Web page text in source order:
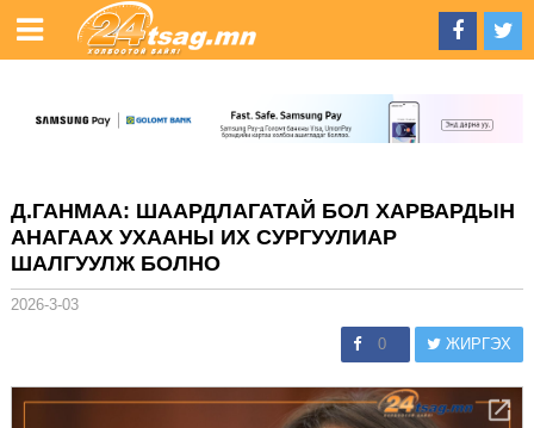
Д.ГАНМАА: ШААРДЛАГАТАЙ БОЛ ХАРВАРДЫН
АНАГААХ УХААНЫ ИХ СУРГУУЛИАР
ШАЛГУУЛЖ БОЛНО
2026-3-03
0 ЖИРГЭХ